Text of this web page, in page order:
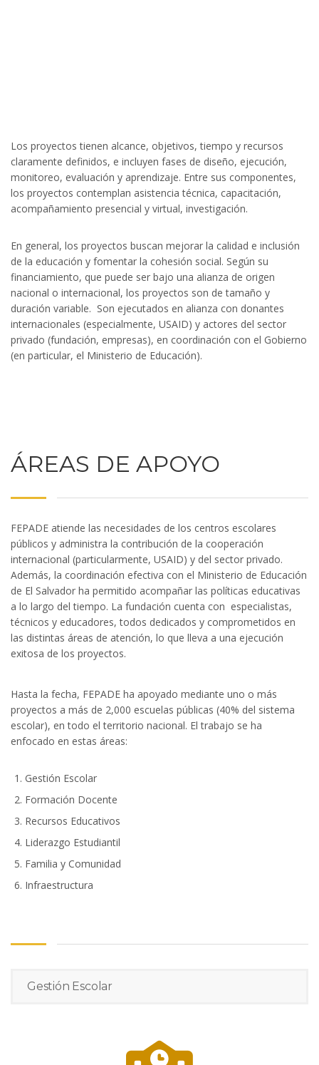
Los proyectos tienen alcance, objetivos, tiempo y recursos
claramente definidos, e incluyen fases de diseño, ejecución,
monitoreo, evaluación y aprendizaje. Entre sus componentes,
los proyectos contemplan asistencia técnica, capacitación,
acompañamiento presencial y virtual, investigación.
En general, los proyectos buscan mejorar la calidad e inclusión
de la educación y fomentar la cohesión social. Según su
financiamiento, que puede ser bajo una alianza de origen
nacional o internacional, los proyectos son de tamaño y
duración variable. Son ejecutados en alianza con donantes
internacionales (especialmente, USAID) y actores del sector
privado (fundación, empresas), en coordinación con el Gobierno
(en particular, el Ministerio de Educación).
ÁREAS DE APOYO
FEPADE atiende las necesidades de los centros escolares
públicos y administra la contribución de la cooperación
internacional (particularmente, USAID) y del sector privado.
Además, la coordinación efectiva con el Ministerio de Educación
de El Salvador ha permitido acompañar las políticas educativas
a lo largo del tiempo. La fundación cuenta con especialistas,
técnicos y educadores, todos dedicados y comprometidos en
las distintas áreas de atención, lo que lleva a una ejecución
exitosa de los proyectos.
Hasta la fecha, FEPADE ha apoyado mediante uno o más
proyectos a más de 2,000 escuelas públicas (40% del sistema
escolar), en todo el territorio nacional. El trabajo se ha
enfocado en estas áreas:
Gestión Escolar
Formación Docente
Recursos Educativos
Liderazgo Estudiantil
Familia y Comunidad
Infraestructura
Gestión Escolar